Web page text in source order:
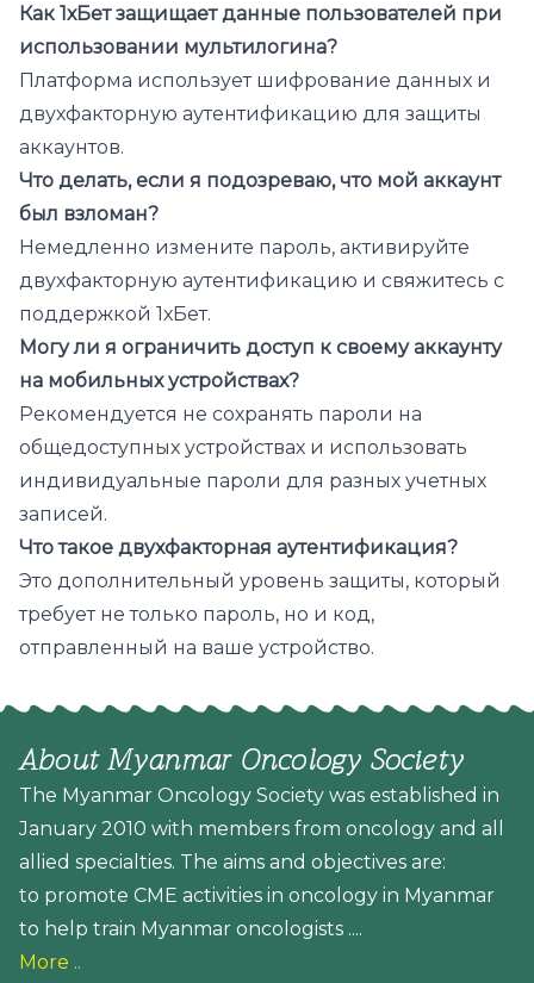
Как 1хБет защищает данные пользователей при
использовании мультилогина?
Платформа использует шифрование данных и
двухфакторную аутентификацию для защиты
аккаунтов.
Что делать, если я подозреваю, что мой аккаунт
был взломан?
Немедленно измените пароль, активируйте
двухфакторную аутентификацию и свяжитесь с
поддержкой 1хБет.
Могу ли я ограничить доступ к своему аккаунту
на мобильных устройствах?
Рекомендуется не сохранять пароли на
общедоступных устройствах и использовать
индивидуальные пароли для разных учетных
записей.
Что такое двухфакторная аутентификация?
Это дополнительный уровень защиты, который
требует не только пароль, но и код,
отправленный на ваше устройство.
About Myanmar Oncology Society
The Myanmar Oncology Society was established in
January 2010 with members from oncology and all
allied specialties. The aims and objectives are:
to promote CME activities in oncology in Myanmar
to help train Myanmar oncologists ....
More ..